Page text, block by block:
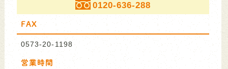
0120-636-288
FAX
0573-20-1198
営業時間